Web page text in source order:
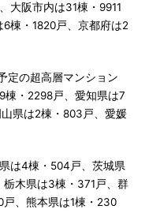
大阪市内は31棟・9911
棟・1820戸、京都府は2
定の超高層マンション
棟・2298戸、愛知県は7
県は2棟・803戸、愛媛
は4棟・504戸、茨城県
木県は3棟・371戸、群
、熊本県は1棟・230